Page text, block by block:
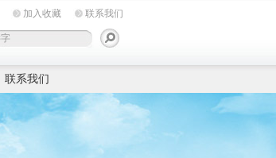
加入收藏 联系我们
联系我们